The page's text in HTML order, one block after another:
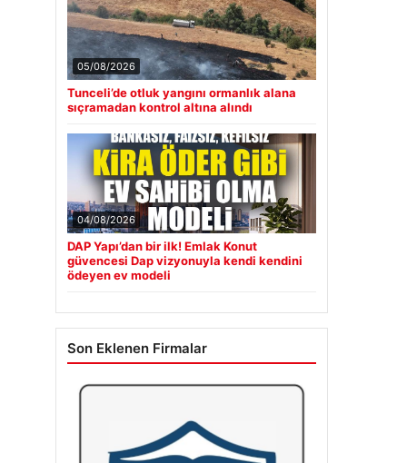
05/08/2026
Tunceli’de otluk yangını ormanlık alana
sıçramadan kontrol altına alındı
04/08/2026
DAP Yapı’dan bir ilk! Emlak Konut
güvencesi Dap vizyonuyla kendi kendini
ödeyen ev modeli
Son Eklenen Firmalar